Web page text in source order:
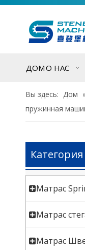
ДОМО НАС
Вы здесь: Дом
пружинная
Матрас
Матрас
Матрас